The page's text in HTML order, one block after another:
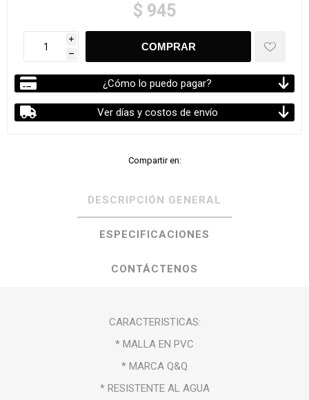
$ 945
i
h
¿Cómo lo puedo pagar?
Ver días y costos de envío
Compartir en:
DESCRIPCIÓN GENERAL
ESPECIFICACIONES
CONTÁCTENOS
CARACTERISTICAS:
* MALLA EN PVC
* MARCA Q&Q
* RESISTENTE AL AGUA